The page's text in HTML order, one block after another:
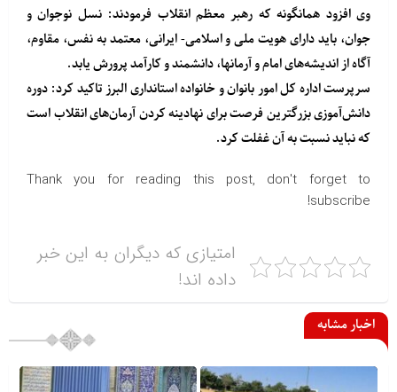
وی افزود همانگونه که رهبر معظم انقلاب فرمودند: نسل نوجوان و
جوان، باید دارای هویت ملی و اسلامی- ایرانی، معتمد به نفس، مقاوم،
آگاه از اندیشه‌های امام و آرمانها، دانشمند و کارآمد پرورش یابد.
سرپرست اداره کل امور بانوان و خانواده استانداری البرز تاکید کرد: دوره
دانش‌آموزی بزرگترین فرصت برای نهادینه کردن آرمان‌های انقلاب است
که نباید نسبت به آن غفلت کرد.
Thank you for reading this post, don't forget to
subscribe!
امتیازی که دیگران به این خبر
داده اند!
اخبار مشابه